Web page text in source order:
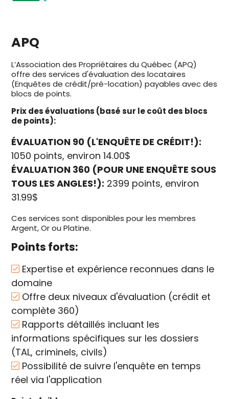
APQ
L’Association des Propriétaires du Québec (APQ)
offre des services d'évaluation des locataires
(Enquêtes de crédit/pré-location) payables avec des
blocs de points.
Prix des évaluations (basé sur le coût des blocs
de points):
ÉVALUATION 90 (L'ENQUÊTE DE CRÉDIT!):
1050 points, environ 14.00$
ÉVALUATION 360 (POUR UNE ENQUÊTE SOUS
TOUS LES ANGLES!): 2399 points, environ
31.99$
Ces services sont disponibles pour les membres
Argent, Or ou Platine.
Points forts:
Expertise et expérience reconnues dans le
domaine
Offre deux niveaux d'évaluation (crédit et
complète 360)
Rapports détaillés incluant les
informations spécifiques sur les dossiers
(TAL, criminels, civils)
Possibilité de suivre l'enquête en temps
réel via l'application